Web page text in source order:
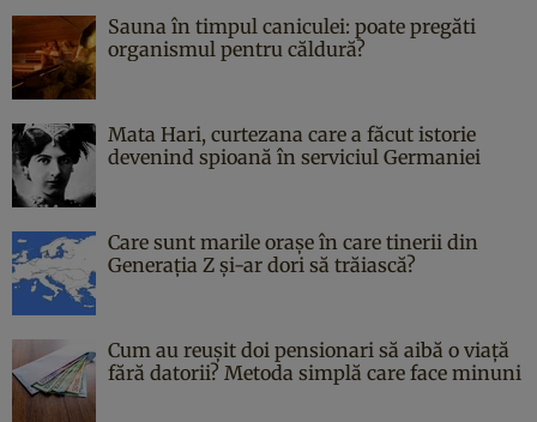
Sauna în timpul caniculei: poate pregăti
organismul pentru căldură?
Mata Hari, curtezana care a făcut istorie
devenind spioană în serviciul Germaniei
Care sunt marile orașe în care tinerii din
Generația Z și-ar dori să trăiască?
Cum au reușit doi pensionari să aibă o viață
fără datorii? Metoda simplă care face minuni